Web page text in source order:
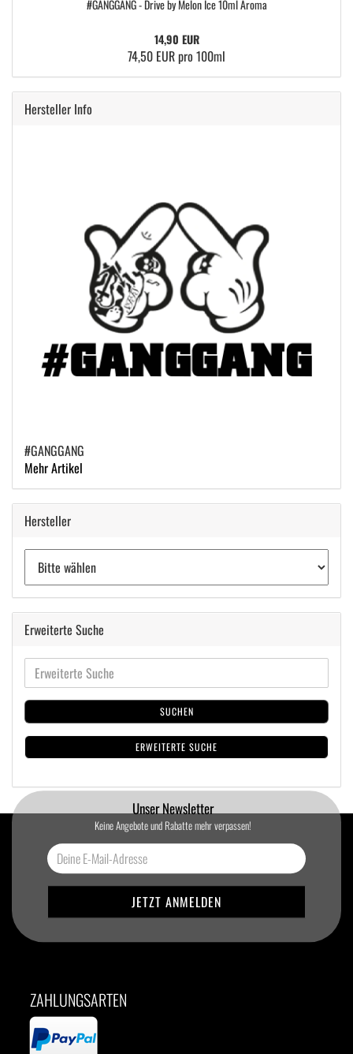
#GANGGANG - Drive by Melon Ice 10ml Aroma
14,90 EUR
74,50 EUR pro 100ml
Hersteller Info
#GANGGANG
Mehr Artikel
Hersteller
Erweiterte Suche
SUCHEN
ERWEITERTE SUCHE
Unser Newsletter
Keine Angebote und Rabatte mehr verpassen!
ZAHLUNGSARTEN